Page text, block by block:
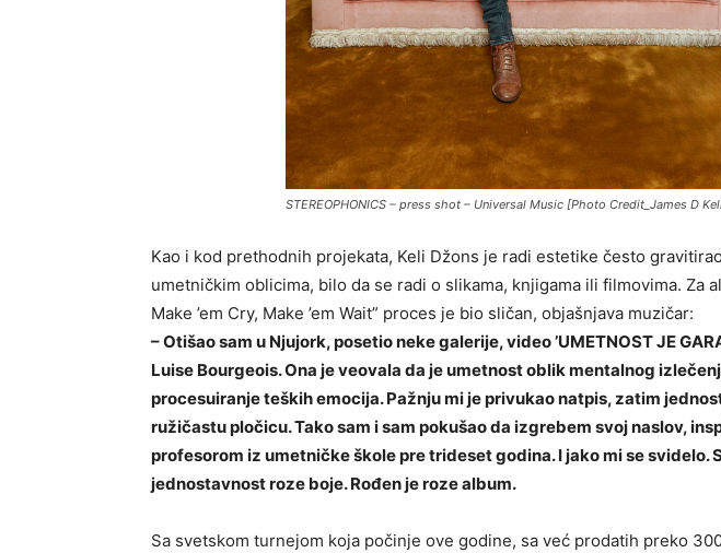
STEREOPHONICS – press shot – Universal Music [Photo Credit_James D
Kao i kod prethodnih projekata, Keli Džons je radi estetike često
umetničkim oblicima, bilo da se radi o slikama, knjigama ili filmovima. Za
Make ’em Cry, Make ’em Wait” proces je bio sličan, objašnjava muzičar:
– Otišao sam u Njujork, posetio neke galerije, video ’UMETNOST JE
Luise Bourgeois. Ona je veovala da je umetnost oblik mentalnog
procesuiranje teških emocija. Pažnju mi je privukao natpis, zatim
ružičastu pločicu. Tako sam i sam pokušao da izgrebem svoj naslov,
profesorom iz umetničke škole pre trideset godina. I jako mi se svidelo.
jednostavnost roze boje. Rođen je roze album.
Sa svetskom turnejom koja počinje ove godine, sa već prodatih preko